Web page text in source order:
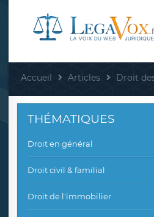
Accueil Articles Droit
THÉMATIQUES
Droit en général
Droit civil & familial
Droit de l'immobilier